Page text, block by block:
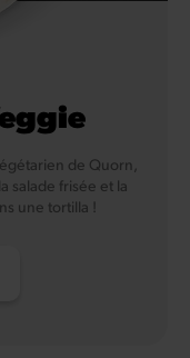
de Quorn,
salade frisée et la
une tortilla !